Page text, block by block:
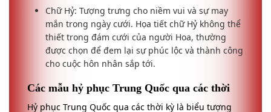
Chữ Hỷ: Tượng trưng cho niềm vui và sự may
mắn trong ngày cưới. Họa tiết chữ Hỷ không thể
thiết trong đám cưới của người Hoa, thường
được chọn để đem lại sự phúc lộc và thành công
cho cuộc hôn nhân sắp tới.
Các mẫu hỷ phục Trung Quốc qua các thời
Hỷ phục Trung Quốc qua các thời kỳ là biểu tượng